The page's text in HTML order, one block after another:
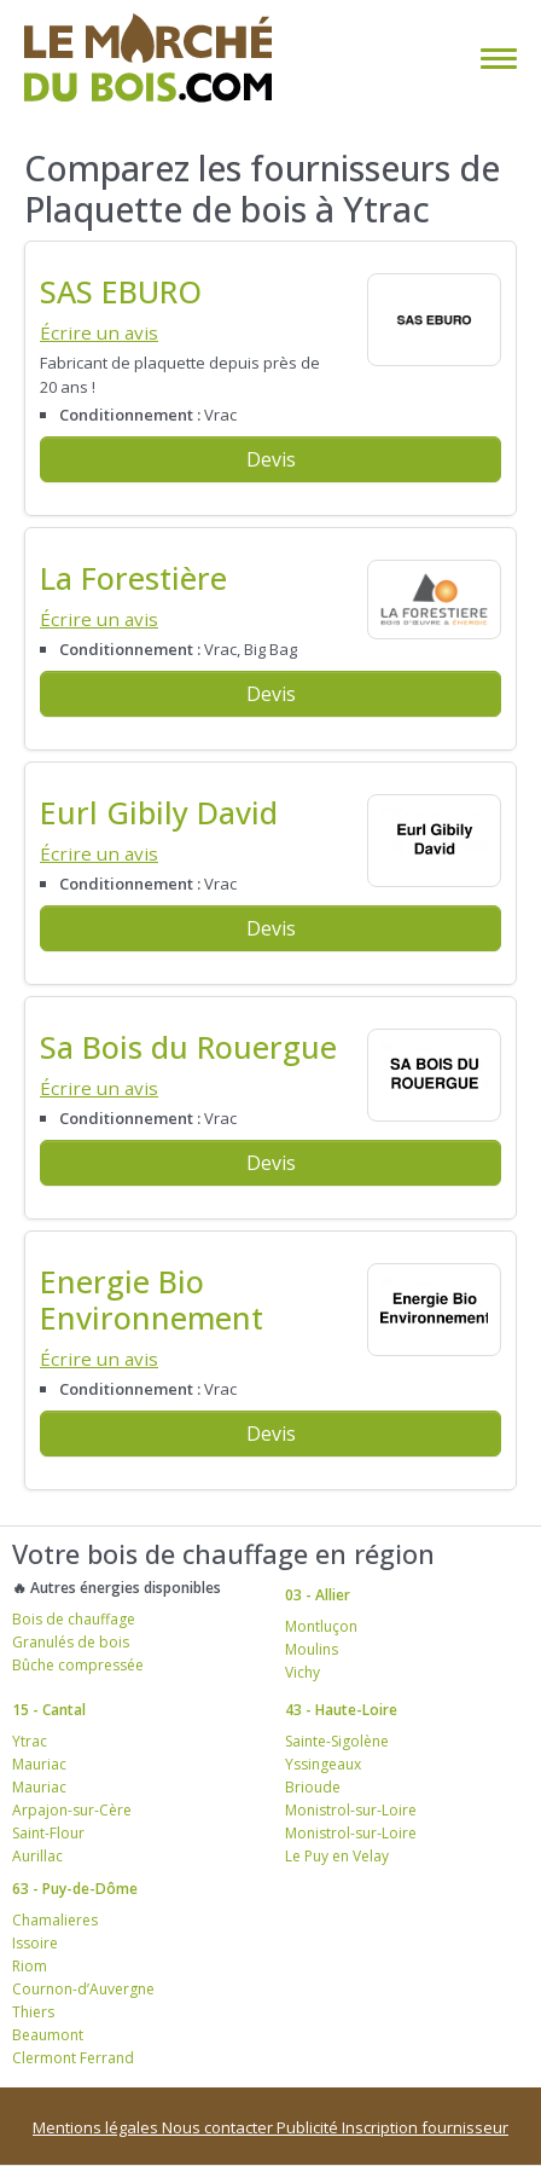
CHAUFFAGE AU BOIS
FAQ
TROUVER SON FOURNISSEUR
BLOG
ESPACE PRO
Comparez les fournisseurs de
Plaquette de bois à Ytrac
SAS EBURO
Écrire un avis
Fabricant de plaquette depuis près de
20 ans !
Conditionnement :Vrac
Devis
La Forestière
Écrire un avis
Conditionnement :Vrac, Big Bag
Devis
Eurl Gibily David
Écrire un avis
Conditionnement :Vrac
Devis
Sa Bois du Rouergue
Écrire un avis
Conditionnement :Vrac
Devis
Energie Bio
Environnement
Écrire un avis
Conditionnement :Vrac
Devis
Votre bois de chauffage en région
🔥 Autres énergies disponibles
Bois de chauffage
Granulés de bois
Bûche compressée
03 - Allier
Montluçon
Moulins
Vichy
15 - Cantal
Ytrac
Mauriac
Mauriac
Arpajon-sur-Cère
Saint-Flour
Aurillac
43 - Haute-Loire
Sainte-Sigolène
Yssingeaux
Brioude
Monistrol-sur-Loire
Monistrol-sur-Loire
Le Puy en Velay
63 - Puy-de-Dôme
Chamalieres
Issoire
Riom
Cournon-d’Auvergne
Thiers
Beaumont
Clermont Ferrand
Mentions légales Nous contacterPublicité Inscription fournisseur